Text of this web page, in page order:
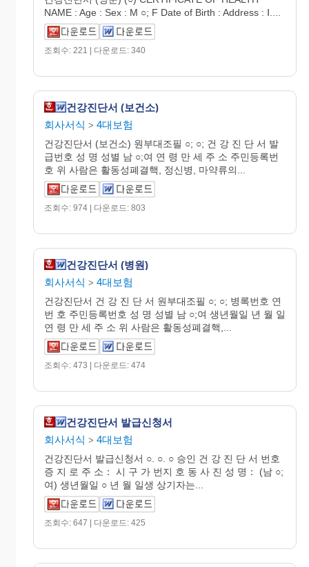
NAME : Age : Sex : M ○; F Date of Birth : Address : Ⅰ....
조회수: 221 | 다운로드: 340
건강진단서 (보건소)
회사서식 > 4대보험
건강진단서 (보건소) 원부대조필 ○; ○; 건 강 진 단 서 발
급번호 성 명 성별 남 ○;여 연 령 만 세 주 소 주민등록번
호 위 사람은 활동성폐결핵, 정신병, 마약류의...
조회수: 974 | 다운로드: 803
건강진단서 (병원)
회사서식 > 4대보험
건강진단서 건 강 진 단 서 원부대조필 ○; ○; 병록번호 연
번 호 주민등록번호 성 명 성별 남 ○;여 생년월일 년 월 일
연 령 만 세 주 소 위 사람은 활동성폐결핵,...
조회수: 473 | 다운로드: 474
건강진단서 발급신청서
회사서식 > 4대보험
건강진단서 발급신청서 ○. ○. ○ 승인 건 강 진 단 서 번호
증 지 로 주 소： 시 구 가 번지 호 동 사 진 성 명： (남 ○;
여) 생년월일 ○ 년 월 일생 상기자는...
조회수: 647 | 다운로드: 425